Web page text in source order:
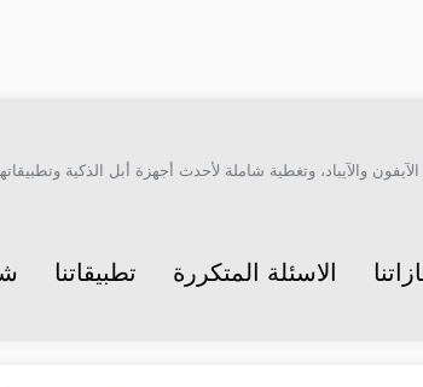
والآيباد، وتغطية شاملة لأحدث أجهزة أبل الذكية
الاسئلة المتكررة تطبيقاتنا